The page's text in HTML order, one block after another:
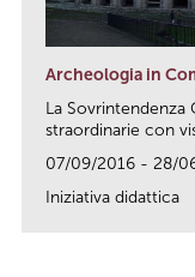
Archeologia in
La Sovrintendenza
straordinarie con
07/09/2016 - 28/
Iniziativa didattica